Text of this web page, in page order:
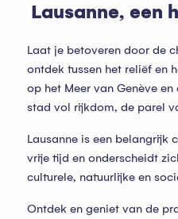
Lausanne, een
Laat je betoveren door de
ontdek tussen het reliëf en
op het Meer van Genève
stad vol rijkdom, de parel
Lausanne is een belangrijk
vrije tijd en onderscheidt
culturele, natuurlijke en
Ontdek en geniet van de